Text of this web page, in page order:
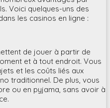
Voici quelques-uns des
les casinos en ligne :
de jouer à partir de
et à tout endroit. Vous
et les coûts liés aux
traditionnel. De plus, vous
ou en pyjama, sans avoir à